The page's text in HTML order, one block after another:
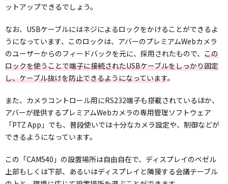
ットアップできるでしょう。
なお、USBケーブルにはネジによるロックをかけることができるよ
うになっています、このロックは、アバーのプレミアムWebカメラ
のユーザーからのフィードバックを元に、採用されたもので、 この
ロックを使うことで端子に接続されたUSBケーブルをしっかり固定
し、ケーブル抜けを防止できるようになっています。
また、カメラコントロール用にRS232端子も搭載されているほか、
アバーが提供するプレミアムWebカメラの専用管理ソフトウェア
「PTZ App」でも、普段使いでは十分なカメラ設定や、制御などが
できるようになっています。
この「CAM540」の設置場所は自由自在で、ディスプレイのベゼル
上部もしくは下部、あるいはディスプレイと隣接する会議テーブル